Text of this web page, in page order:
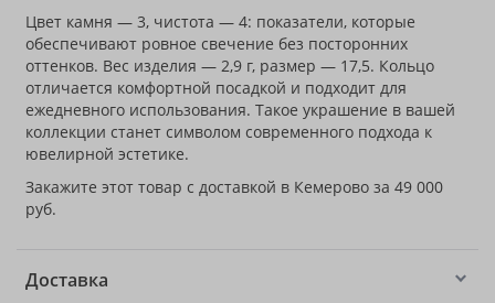
Цвет камня — 3, чистота — 4: показатели, которые
обеспечивают ровное свечение без посторонних
оттенков. Вес изделия — 2,9 г, размер — 17,5. Кольцо
отличается комфортной посадкой и подходит для
ежедневного использования. Такое украшение в вашей
коллекции станет символом современного подхода к
ювелирной эстетике.
Закажите этот товар с доставкой в Кемерово за 49 000
руб.
Доставка